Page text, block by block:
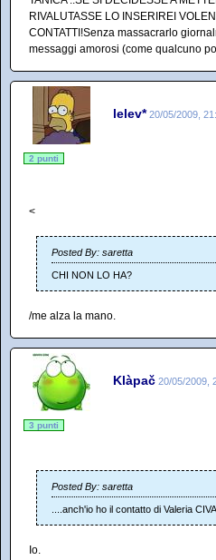
RIVALUTASSE LO INSERIREI
CONTATTI!Senza massacrarlo
messaggi amorosi (come qualcuno
lelev* 20/05/2009,
2 punti
<
Posted By: saretta
CHI NON LO HA?
/me alza la mano.
Klàpač 20/05/2009,
3 punti
Posted By: saretta
....anch'io ho il contatto di Valeria
Io.